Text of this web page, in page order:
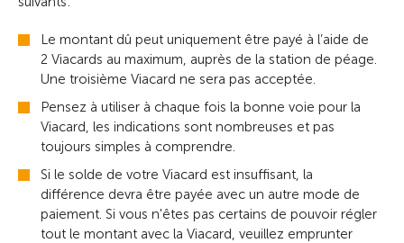
Le montant dû peut uniquement être payé à l’aide de
2 Viacards au maximum, auprès de la station de péage.
Une troisième Viacard ne sera pas acceptée.
Pensez à utiliser à chaque fois la bonne voie pour la
Viacard, les indications sont nombreuses et pas
toujours simples à comprendre.
Si le solde de votre Viacard est insuffisant, la
différence devra être payée avec un autre mode de
paiement. Si vous n'êtes pas certains de pouvoir régler
tout le montant avec la Viacard, veuillez emprunter